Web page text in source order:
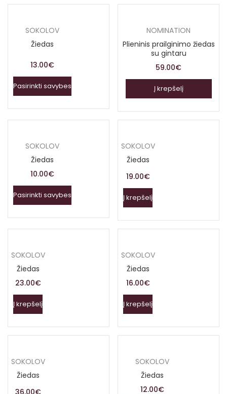
SOKOLOV
Žiedas
13.00€
Pasirinkti savybes
NOMINATION
Plieninis prailginimo žiedas
su gintaru
59.00€
Į krepšelį
SOKOLOV
Žiedas
10.00€
Pasirinkti savybes
SOKOLOV
Žiedas
19.00€
Į krepšelį
SOKOLOV
Žiedas
23.00€
Į krepšelį
SOKOLOV
Žiedas
16.00€
Į krepšelį
SOKOLOV
Žiedas
36.00€
SOKOLOV
Žiedas
12.00€